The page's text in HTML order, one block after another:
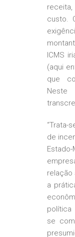
custo.
ICMS
(aqui
que
de
relação
a
política
se